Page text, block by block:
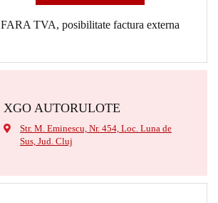
FARA TVA, posibilitate factura externa
XGO AUTORULOTE
Str. M. Eminescu, Nr. 454, Loc. Luna de
Sus, Jud. Cluj